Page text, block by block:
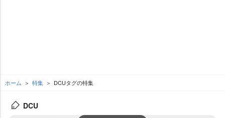
ホーム 特集 DCUタグの特集
DCU